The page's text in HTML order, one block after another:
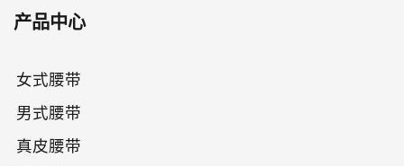
产品中心
女式腰带
男式腰带
真皮腰带